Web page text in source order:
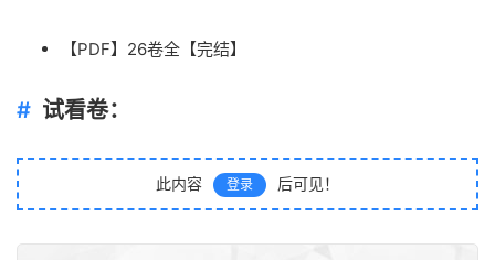
【PDF】26卷全【完结】
试看卷：
此内容 登录 后可见！